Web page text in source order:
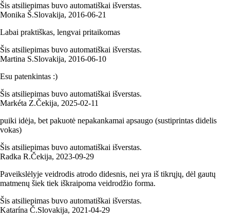
Šis atsiliepimas buvo automatiškai išverstas.
Monika Š.Slovakija, 2016‑06‑21
Labai praktiškas, lengvai pritaikomas
Šis atsiliepimas buvo automatiškai išverstas.
Martina S.Slovakija, 2016‑06‑10
Esu patenkintas :)
Šis atsiliepimas buvo automatiškai išverstas.
Markéta Z.Čekija, 2025‑02‑11
puiki idėja, bet pakuotė nepakankamai apsaugo (sustiprintas didelis
vokas)
Šis atsiliepimas buvo automatiškai išverstas.
Radka R.Čekija, 2023‑09‑29
Paveikslėlyje veidrodis atrodo didesnis, nei yra iš tikrųjų, dėl gautų
matmenų šiek tiek iškraipoma veidrodžio forma.
Šis atsiliepimas buvo automatiškai išverstas.
Katarína Č.Slovakija, 2021‑04‑29